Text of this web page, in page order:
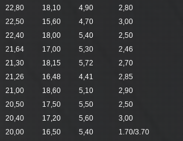
22,80 18,10 4,90 2,80
22,50 15,60 4,70 3,00
22,40 18,00 5,40 2,50
21,64 17,00 5,30 2,46
21,30 18,15 5,72 2,70
21,26 16,48 4,41 2,85
21,00 18,60 5,10 2,90
20,50 17,50 5,50 2,50
20,40 17,20 5,60 3,00
20,00 16,50 5,40 1.70/3.70